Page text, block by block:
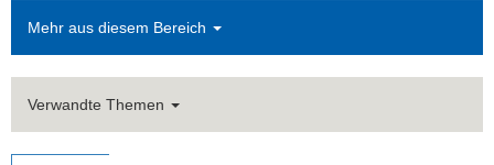
Mehr aus diesem Bereich
Verwandte Themen